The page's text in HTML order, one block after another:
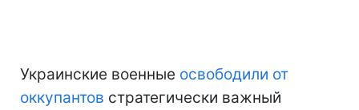
Украинские военные освободили от
оккупантов стратегически важный